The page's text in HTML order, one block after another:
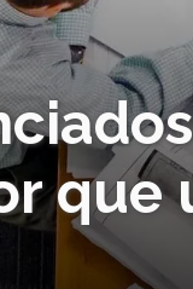
que